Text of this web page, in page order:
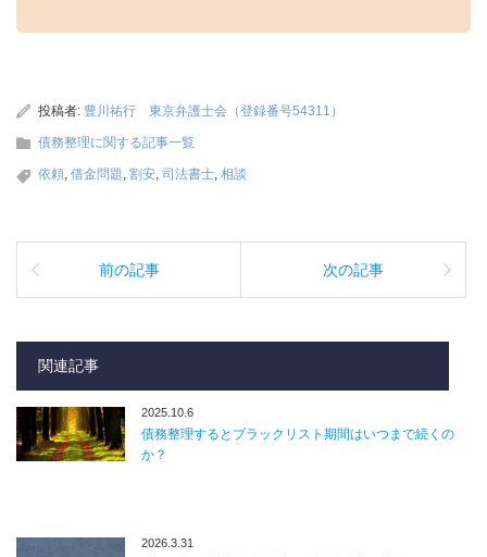
投稿者: 豊川祐行 東京弁護士会（登録番号54311）
債務整理に関する記事一覧
依頼, 借金問題, 割安, 司法書士, 相談
前の記事 次の記事
関連記事
2025.10.6
債務整理するとブラックリスト期間はいつまで続くの
か？
2026.3.31